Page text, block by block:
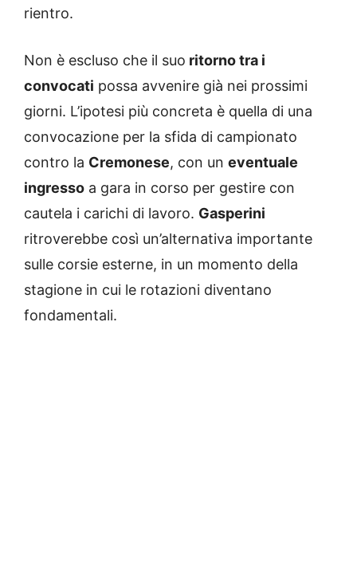
rientro.
Non è escluso che il suo ritorno tra i
convocati possa avvenire già nei prossimi
giorni. L’ipotesi più concreta è quella di una
convocazione per la sfida di campionato
contro la Cremonese, con un eventuale
ingresso a gara in corso per gestire con
cautela i carichi di lavoro. Gasperini
ritroverebbe così un’alternativa importante
sulle corsie esterne, in un momento della
stagione in cui le rotazioni diventano
fondamentali.